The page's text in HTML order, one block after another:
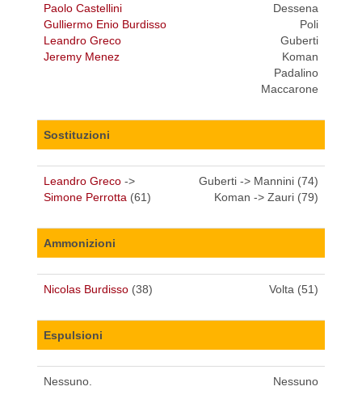
Paolo Castellini
Gulliermo Enio Burdisso
Leandro Greco
Jeremy Menez
Dessena
Poli
Guberti
Koman
Padalino
Maccarone
Sostituzioni
Leandro Greco ->
Simone Perrotta (61)
Guberti -> Mannini (74)
Koman -> Zauri (79)
Ammonizioni
Nicolas Burdisso (38) Volta (51)
Espulsioni
Nessuno. Nessuno